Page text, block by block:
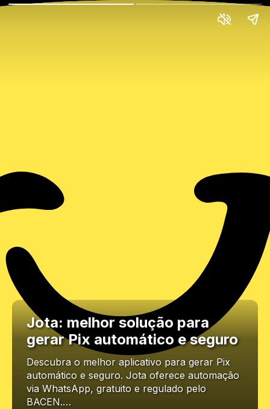
Jota: melhor solução para
gerar Pix automático e seguro
Descubra o melhor aplicativo para gerar Pix
automático e seguro. Jota oferece automação
via WhatsApp, gratuito e regulado pelo
BACEN.…